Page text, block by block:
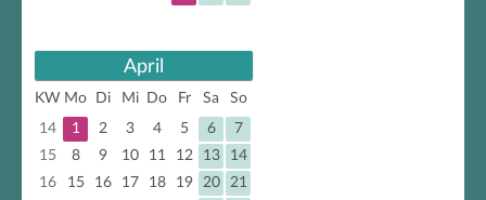
April
KW Mo Di Mi Do Fr Sa
So
14
1 2 3 4 5 6
7
15
8 9 10 11 12 13
14
16
15 16 17 18 19 20
21